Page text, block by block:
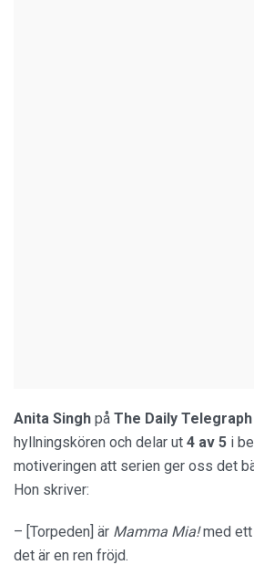
Anita Singh på The Daily Telegraph
hyllningskören och delar ut 4 av 5 i
motiveringen att serien ger oss det
Hon skriver:
– [Torpeden] är Mamma Mia!med
det är en ren fröjd.